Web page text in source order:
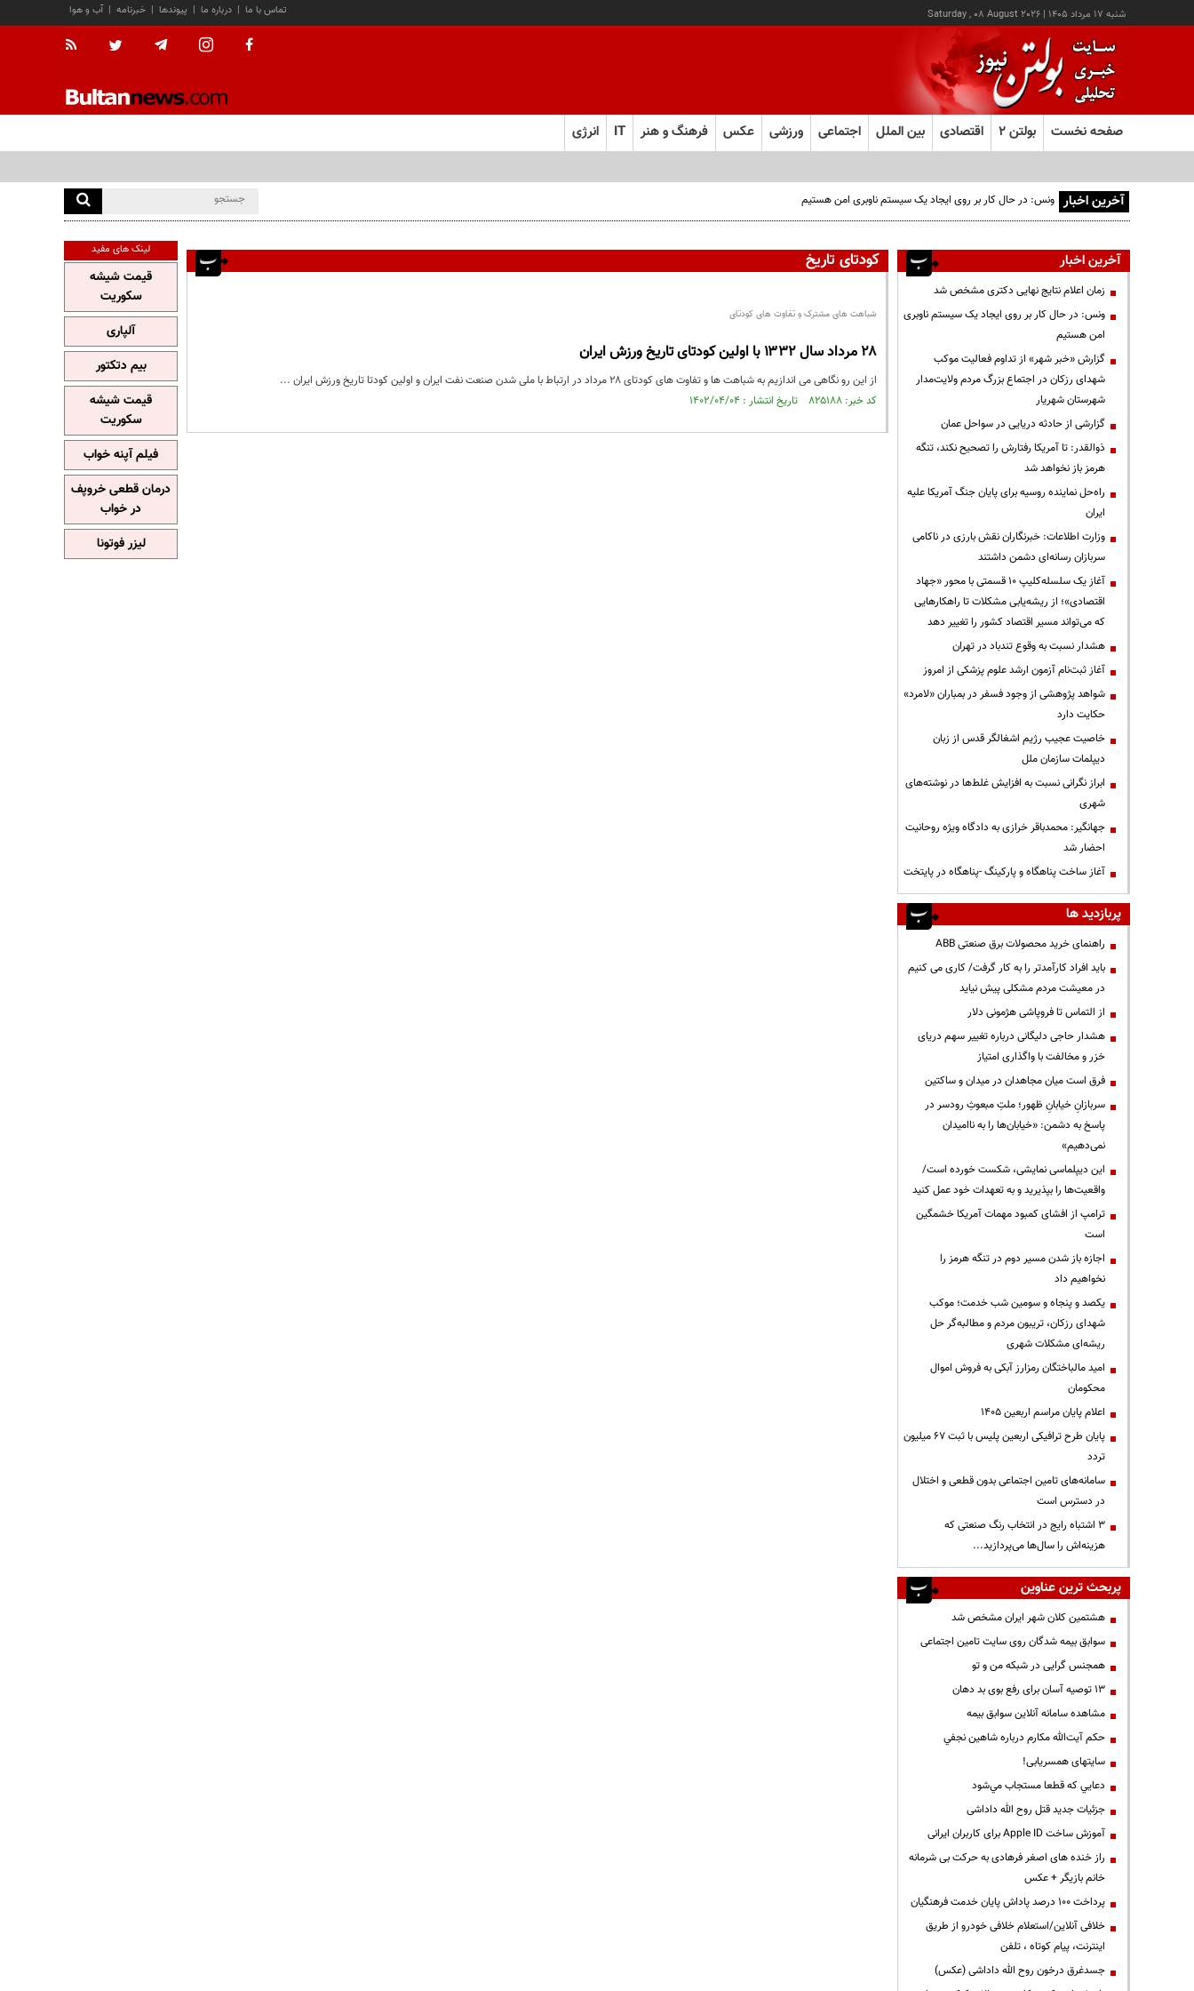
شنبه ۱۷ مرداد ۱۴۰۵ |
Saturday , 08 August 2026 آب و هوا | خبرنامه | پیوندها | درباره ما | تماس با ما
صفحه نخست بولتن ۲ اقتصادی بین الملل اجتماعی ورزشی عکس فرهنگ و هنر IT انرژی
آخرین اخبار ونس: در حال کار بر روی ایجاد یک سیستم ناوبری امن هستیم
کودتای تاریخ
شباهت های مشترک و تفاوت های کودتای
۲۸ مرداد سال ۱۳۳۲ با اولین کودتای تاریخ ورزش ایران
از این رو نگاهی می اندازیم به شباهت ها و تفاوت های کودتای ۲۸ مرداد در ارتباط با ملی شدن صنعت نفت ایران و اولین کودتا تاریخ ورزش ایران ...
کد خبر: ۸۲۵۱۸۸ تاریخ انتشار : ۱۴۰۲/۰۴/۰۴
آخرین اخبار
زمان اعلام نتایج نهایی دکتری مشخص شد
ونس: در حال کار بر روی ایجاد یک سیستم ناوبری
امن هستیم
گزارش «خبر شهر» از تداوم فعالیت موکب
شهدای رزکان در اجتماع بزرگ مردم ولایت‌مدار
شهرستان شهریار
گزارشی از حادثه دریایی در سواحل عمان
ذوالقدر: تا آمریکا رفتارش را تصحیح نکند، تنگه
هرمز باز نخواهد شد
راه‌حل نماینده روسیه برای پایان جنگ آمریکا علیه
ایران
وزارت اطلاعات: خبرنگاران نقش بارزی در ناکامی
سربازان رسانه‌ای دشمن داشتند
آغاز یک سلسله‌کلیپ ۱۰ قسمتی با محور «جهاد
اقتصادی»؛ از ریشه‌یابی مشکلات تا راهکارهایی
که می‌تواند مسیر اقتصاد کشور را تغییر دهد
هشدار نسبت به وقوع تندباد در تهران
آغاز ثبت‌نام آزمون ارشد علوم پزشکی از امروز
شواهد پژوهشی از وجود فسفر در بمباران «لامرد»
حکایت دارد
خاصیت عجیب رژیم اشغالگر قدس از زبان
دیپلمات سازمان ملل
ابراز نگرانی نسبت به افزایش غلط‌ها در نوشته‌های
شهری
جهانگیر: محمدباقر خرازی به دادگاه ویژه روحانیت
احضار شد
آغاز ساخت پناهگاه و پارکینگ -پناهگاه در پایتخت
پربازدید ها
راهنمای خرید محصولات برق صنعتی ABB
باید افراد کارآمدتر را به کار گرفت/ کاری می کنیم
در معیشت مردم مشکلی پیش نیاید
از التماس تا فروپاشی هژمونی دلار
هشدار حاجی دلیگانی درباره تغییر سهم دریای
خزر و مخالفت با واگذاری امتیاز
فرق است میان مجاهدان در میدان و ساکتین
سربازانِ خیابانِ ظهور؛ ملتِ مبعوثِ رودسر در
پاسخ به دشمن: «خیابان‌ها را به ناامیدان
نمی‌دهیم»
این دیپلماسی نمایشی، شکست خورده است/
واقعیت‌ها را بپذیرید و به تعهدات خود عمل کنید
ترامپ از افشای کمبود مهمات آمریکا خشمگین
است
اجازه باز شدن مسیر دوم در تنگه هرمز را
نخواهیم داد
یکصد و پنجاه و سومین شب خدمت؛ موکب
شهدای رزکان، تریبون مردم و مطالبه‌گر حل
ریشه‌ای مشکلات شهری
امید مالباختگان رمزارز آبکی به فروش اموال
محکومان
اعلام پایان مراسم اربعین ۱۴۰۵
پایان طرح ترافیکی اربعین پلیس با ثبت ۶۷ میلیون
تردد
سامانه‌های تامین اجتماعی بدون قطعی و اختلال
در دسترس است
3 اشتباه رایج در انتخاب رنگ صنعتی که
هزینه‌اش را سال‌ها می‌پردازید...
پربحث ترین عناوین
هشتمین کلان شهر ایران مشخص شد
سوابق بیمه شدگان روی سایت تامین اجتماعی
همجنس گرایی در شبکه من و تو
13 توصیه آسان برای رفع بوی بد دهان
مشاهده سامانه آنلاين سوابق بیمه
حكم آيت‌الله مكارم درباره شاهين نجفي
سایتهای همسریابی!
دعايي كه قطعا مستجاب مي‌شود
جزئیات جدید قتل روح الله داداشی
آموزش ساخت Apple ID برای کاربران ایرانی
راز خنده های اصغر فرهادی به حرکت بی شرمانه
خانم بازیگر + عکس
پرداخت ۱۰۰ درصد پاداش پایان خدمت فرهنگیان
خلافی آنلاین/استعلام خلافی خودرو از طریق
اینترنت، پیام کوتاه ، تلفن
جسدغرق درخون روح الله داداشی (عکس)
لینک های مفید
قیمت شیشه
سکوریت
آلپاری
بیم دتکتور
قیمت شیشه
سکوریت
فیلم آپنه خواب
درمان قطعی خروپف
در خواب
لیزر فوتونا